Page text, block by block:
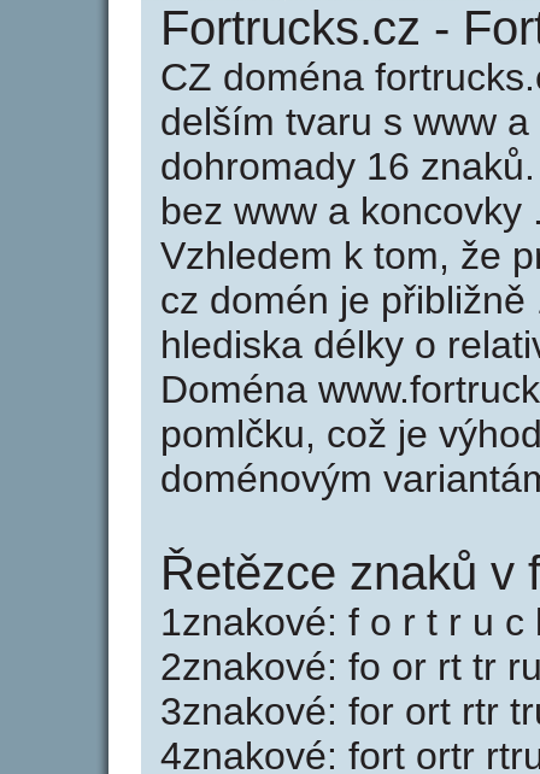
Fortrucks.cz -
CZ doména
delším tvaru s www
dohromady 16
bez www a
Vzhledem k tom, že
cz domén je
hlediska délky o
Doména
pomlčku, což je
doménovým
Řetězce znaků v
1znakové: f o r t r u c
2znakové: fo or rt tr
3znakové: for ort rtr
4znakové: fort ortr